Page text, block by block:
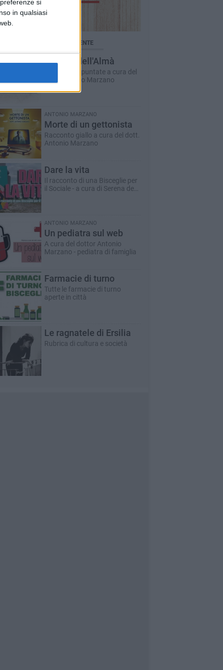
si
in qualsiasi
AGGIORNATE DI RECENTE
Il Ponte dell'Almà
Romanzo a puntate a cura del
dott. Antonio Marzano
ANTONIO MARZANO
Morte di un gettonista
Racconto giallo a cura del dott.
Antonio Marzano
Dare la vita
Il racconto di una Bisceglie per
il Sociale - a cura di Serena de
ANTONIO MARZANO
Un pediatra sul web
A cura del dottor Antonio
Marzano - pediatra di famiglia
Farmacie di turno
Tutte le farmacie di turno
aperte in città
Le ragnatele di Ersilia
Rubrica di cultura e società